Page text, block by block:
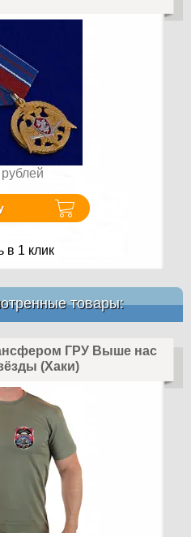
рублей
в 1 клик
товары:
ГРУ Выше нас
(Хаки)